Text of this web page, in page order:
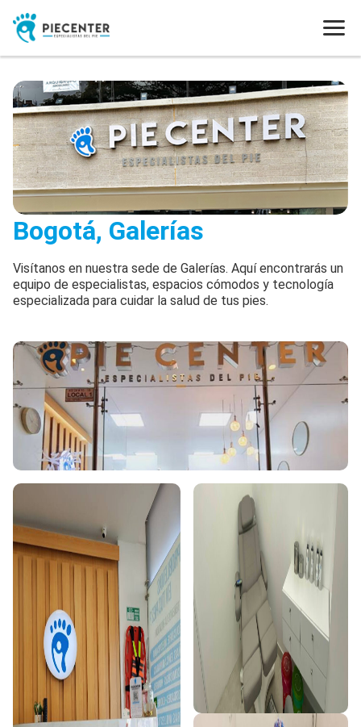
Bogotá, Galerías
Visítanos en nuestra sede de Galerías. Aquí encontrarás un
equipo de especialistas, espacios cómodos y tecnología
especializada para cuidar la salud de tus pies.